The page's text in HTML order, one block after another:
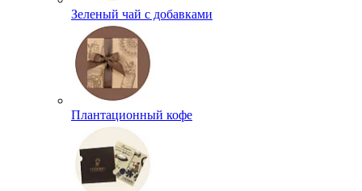
Зеленый чай с добавками
Плантационный кофе